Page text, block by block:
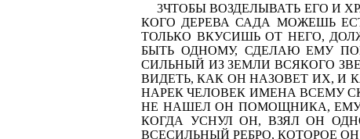
3ЧТОБЫ ВОЗДЕЛЫВАТЬ ЕГО И
КОГО ДЕРЕВА САДА МОЖЕШЬ
ТОЛЬКО ВКУСИШЬ ОТ НЕГО,
БЫТЬ ОДНОМУ, СДЕЛАЮ ЕМУ
СИЛЬНЫЙ ИЗ ЗЕМЛИ ВСЯКОГО
ВИДЕТЬ, КАК ОН НАЗОВЕТ ИХ, И
НАРЕК ЧЕЛОВЕК ИМЕНА ВСЕМУ
НЕ НАШЕЛ ОН ПОМОЩНИКА, ЕМУ
КОГДА УСНУЛ ОН, ВЗЯЛ ОН
ВСЕСИЛЬНЫЙ РЕБРО, КОТОРОЕ ОН